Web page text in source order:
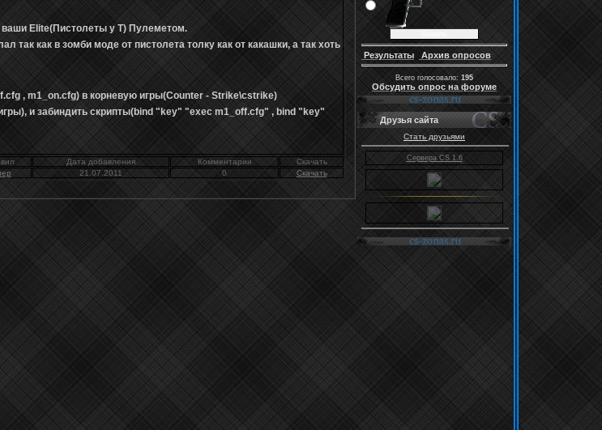
Elite(Пистолеты у T) Пулеметом.
так как в зомби моде от пистолета толку как от какашки, а так хоть
, m1_on.cfg) в корневую игры(Counter - Strike\cstrike)
и забиндить скрипты(bind "key" "exec m1_off.cfg" , bind "key"
Дата добавления Комментарии
Скачать
21.07.2011 0 Скачать
Результаты Архив опросов
Всего голосовало: 195
Обсудить опрос на форуме
Друзья сайта
Стать друзьями
Сервера CS 1.6